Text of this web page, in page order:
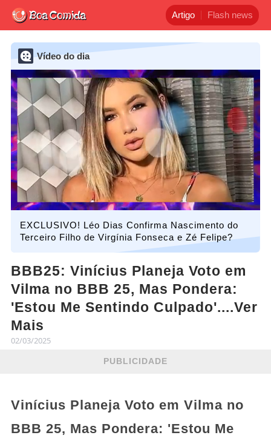
Artigo Flash news
Vídeo do dia
EXCLUSIVO! Léo Dias Confirma Nascimento do
Terceiro Filho de Virgínia Fonseca e Zé Felipe?
BBB25: Vinícius Planeja Voto em
Vilma no BBB 25, Mas Pondera:
'Estou Me Sentindo Culpado'....Ver
Mais
02/03/2025
PUBLICIDADE
Vinícius Planeja Voto em Vilma no
BBB 25, Mas Pondera: 'Estou Me